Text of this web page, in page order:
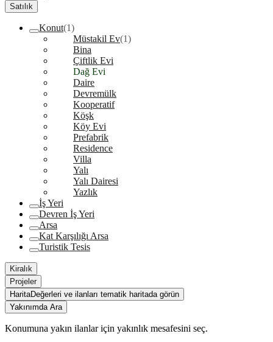
Satılık
Konut(1)
Müstakil Ev(1)
Bina
Çiftlik Evi
Dağ Evi
Daire
Devremülk
Kooperatif
Köşk
Köy Evi
Prefabrik
Residence
Villa
Yalı
Yalı Dairesi
Yazlık
İş Yeri
Devren İş Yeri
Arsa
Kat Karşılığı Arsa
Turistik Tesis
Kiralık
Projeler
HaritaDeğerleri ve ilanları tematik haritada görün
Yakınımda Ara
Konumuna yakın ilanlar için yakınlık mesafesini seç.